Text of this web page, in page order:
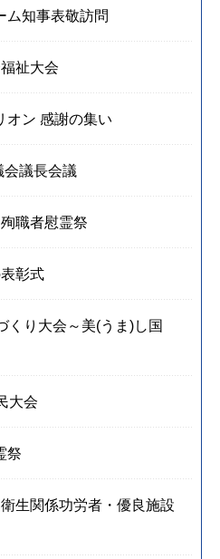
ム知事表敬訪問
祉大会
オン 感謝の集い
議長会議
職者慰霊祭
彰式
くり大会～美(うま)し国
大会
祭
生関係功労者・優良施設